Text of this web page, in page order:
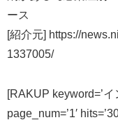
ース
[紹介元] https://
1337005/
[RAKUP keyword=’イ
page_num=’1′